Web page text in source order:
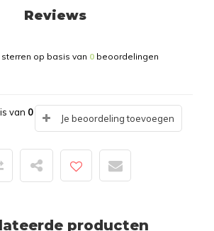
Reviews
sterren op basis van 0 beoordelingen
van 0
Je beoordeling toevoegen
producten